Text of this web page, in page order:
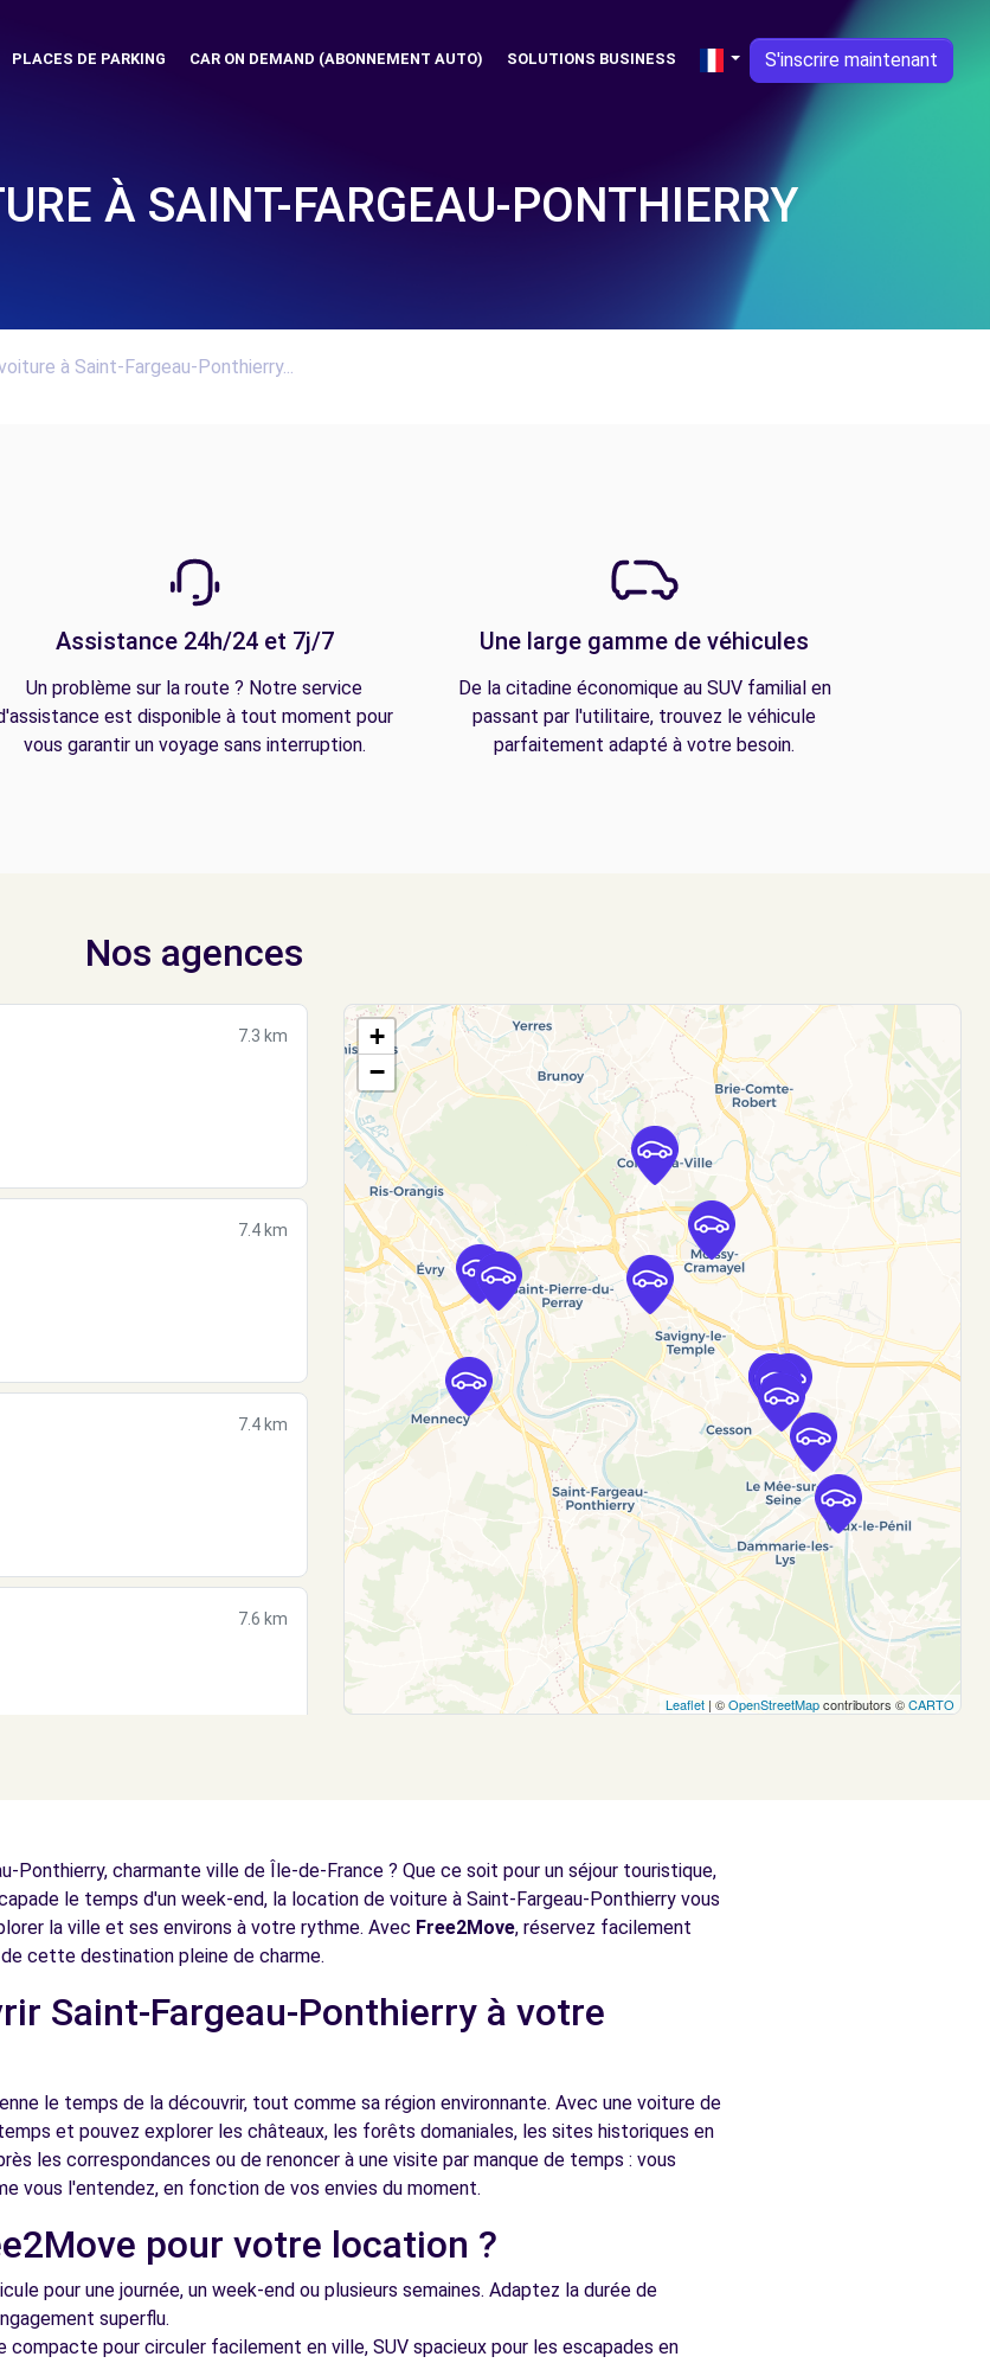
PLACES DE PARKING CAR ON DEMAND (ABONNEMENT AUTO) SOLUTIONS BUSINESS S'inscrire maintenant
À SAINT-FARGEAU-PONTHIERRY
à Saint-Fargeau-Ponthierry...
Assistance 24h/24 et 7j/7
Un problème sur la route ? Notre service
est disponible à tout moment pour
vous garantir un voyage sans interruption.
Une large gamme de véhicules
De la citadine économique au SUV familial en
passant par l'utilitaire, trouvez le véhicule
parfaitement adapté à votre besoin.
Nos agences
7.3 km
7.4 km
7.4 km
7.6 km
8.0 km
+
−
Leaflet | ©OpenStreetMapcontributors ©CARTO
Ponthierry, charmante ville de Île-de-France ? Que ce soit pour un séjour touristique,
le temps d'un week-end, la location de voiture à Saint-Fargeau-Ponthierry vous
la ville et ses environs à votre rythme. Avec Free2Move, réservez facilement
cette destination pleine de charme.
Saint-Fargeau-Ponthierry à votre
le temps de la découvrir, tout comme sa région environnante. Avec une voiture de
et pouvez explorer les châteaux, les forêts domaniales, les sites historiques en
les correspondances ou de renoncer à une visite par manque de temps : vous
vous l'entendez, en fonction de vos envies du moment.
pour votre location ?
pour une journée, un week-end ou plusieurs semaines. Adaptez la durée de
superflu.
compacte pour circuler facilement en ville, SUV spacieux pour les escapades en